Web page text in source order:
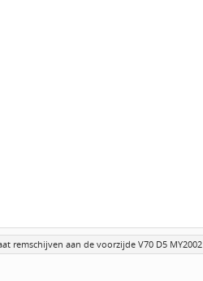
remschijven aan de voorzijde V70 D5 MY2002